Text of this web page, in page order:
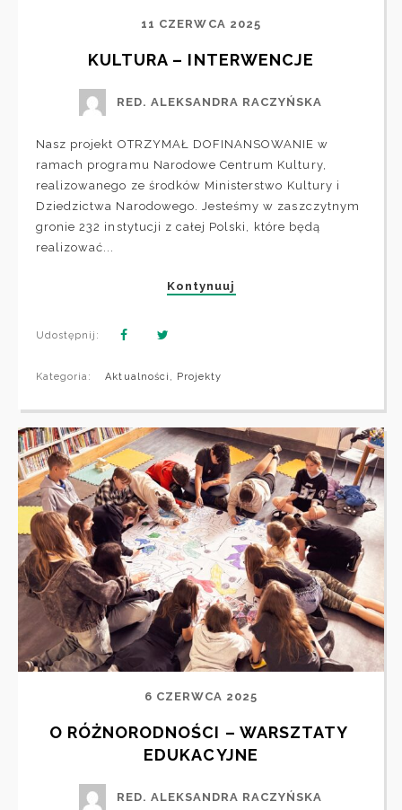
11 CZERWCA 2025
KULTURA – INTERWENCJE
RED. ALEKSANDRA RACZYŃSKA
Nasz projekt OTRZYMAŁ DOFINANSOWANIE w
ramach programu Narodowe Centrum Kultury,
realizowanego ze środków Ministerstwo Kultury i
Dziedzictwa Narodowego. Jesteśmy w zaszczytnym
gronie 232 instytucji z całej Polski, które będą
realizować...
Kontynuuj
Udostępnij:
Kategoria: Aktualności , Projekty
6 CZERWCA 2025
O RÓŻNORODNOŚCI – WARSZTATY
EDUKACYJNE
RED. ALEKSANDRA RACZYŃSKA